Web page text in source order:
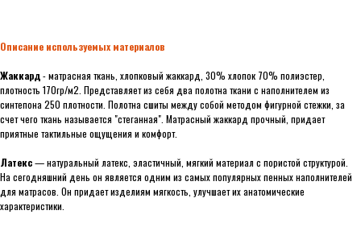
Описание используемых материалов
Жаккард- матрасная ткань, хлопковый жаккард, 30% хлопок 70% полиэстер,
плотность 170гр/м2. Представляет из себя два полотна ткани с наполнителем из
синтепона 250 плотности. Полотна сшиты между собой методом фигурной стежки, за
счет чего ткань называется "стеганная". Матрасный жаккард прочный, придает
приятные тактильные ощущения и комфорт.
Латекс— натуральный латекс, эластичный, мягкий материал с пористой структурой.
На сегодняшний день он является одним из самых популярных пенных наполнителей
для матрасов. Он придает изделиям мягкость, улучшает их анатомические
характеристики.